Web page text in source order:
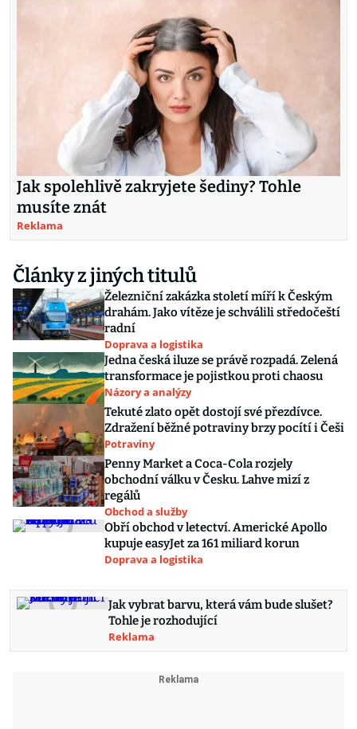
Jak spolehlivě zakryjete šediny? Tohle
musíte znát
Reklama
Články z jiných titulů
Železniční zakázka století míří k Českým
drahám. Jako vítěze je schválili středočeští
radní
Doprava a logistika
Jedna česká iluze se právě rozpadá. Zelená
transformace je pojistkou proti chaosu
Názory a analýzy
Tekuté zlato opět dostojí své přezdívce.
Zdražení běžné potraviny brzy pocítí i Češi
Potraviny
Penny Market a Coca-Cola rozjely
obchodní válku v Česku. Lahve mizí z
regálů
Obchod a služby
Obří obchod v letectví. Americké Apollo
kupuje easyJet za 161 miliard korun
Doprava a logistika
Jak vybrat barvu, která vám bude slušet?
Tohle je rozhodující
Reklama